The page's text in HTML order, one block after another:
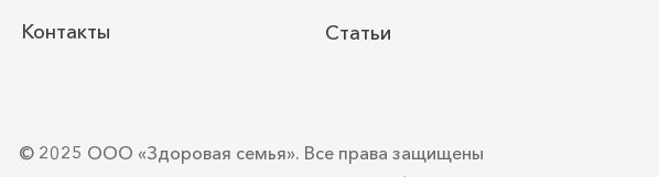
Контакты Статьи
© 2025 ООО «Здоровая семья». Все права защищены